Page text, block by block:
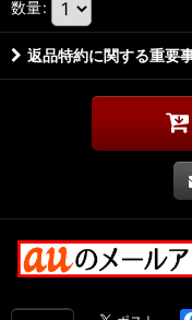
数量:
返品特約に関する重要